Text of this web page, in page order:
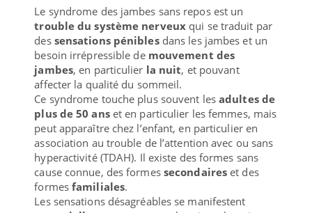
Le syndrome des jambes sans repos est un
trouble du système nerveux qui se traduit par
des sensations péniblesdans les jambes et un
besoin irrépressible de mouvement des
jambes, en particulier la nuit, et pouvant
affecter la qualité du sommeil.
Ce syndrome touche plus souvent les adultes de
plus de 50 anset en particulier les femmes, mais
peut apparaître chez l’enfant, en particulier en
association au trouble de l’attention avec ou sans
hyperactivité (TDAH). Il existe des formes sans
cause connue, des formes secondaires et des
formesfamiliales.
Les sensations désagréables se manifestent